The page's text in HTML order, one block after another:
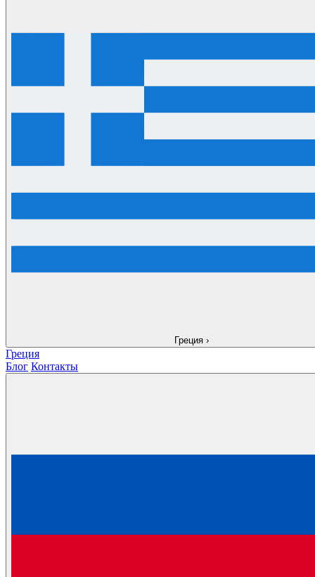
Греция ›
Греция
Блог Контакты